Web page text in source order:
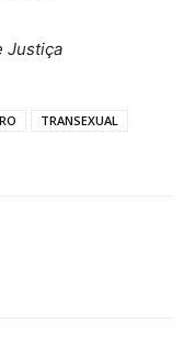
Justiça
TRANSEXUAL